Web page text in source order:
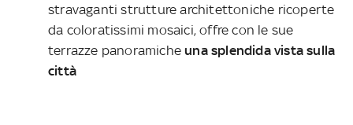
stravaganti strutture architettoniche ricoperte
da coloratissimi mosaici, offre con le sue
terrazze panoramicheuna splendida vista sulla
città